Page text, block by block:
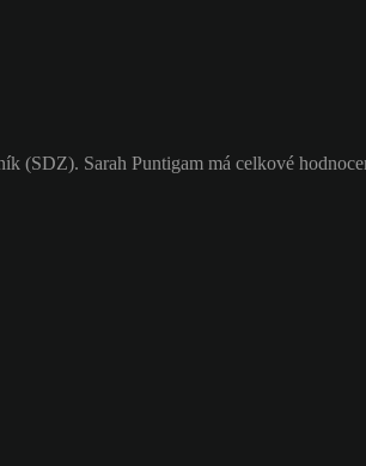
(SDZ). Sarah Puntigam má celkové